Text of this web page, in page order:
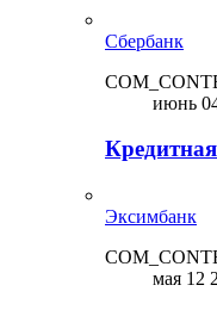
Сбербанк
июнь
Эксимбанк
мая 12